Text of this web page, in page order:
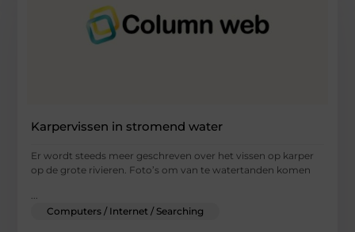
Karpervissen in stromend water
Er wordt steeds meer geschreven over het vissen op karper
op de grote rivieren. Foto’s om van te watertanden komen
...
Computers / Internet / Searching